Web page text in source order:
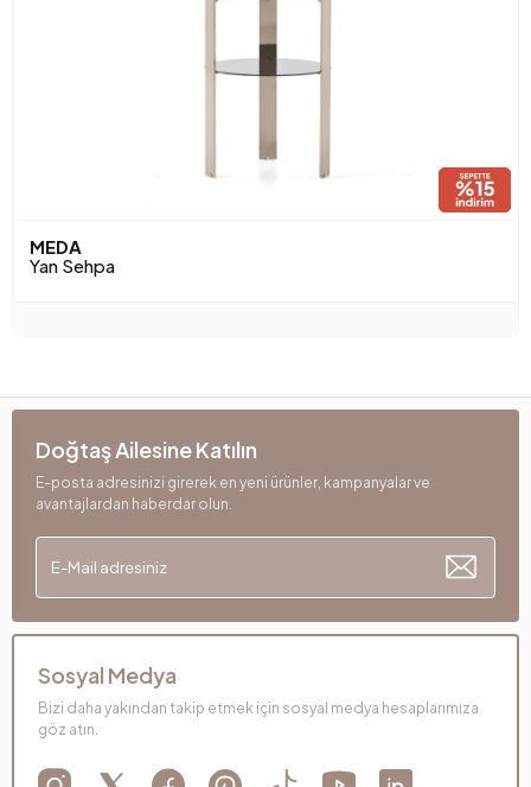
MEDA
Yan Sehpa
Doğtaş Ailesine Katılın
E-posta adresinizi girerek en yeni ürünler, kampanyalar ve
avantajlardan haberdar olun.
Sosyal Medya
Bizi daha yakından takip etmek için sosyal medya hesaplarımıza
göz atın.